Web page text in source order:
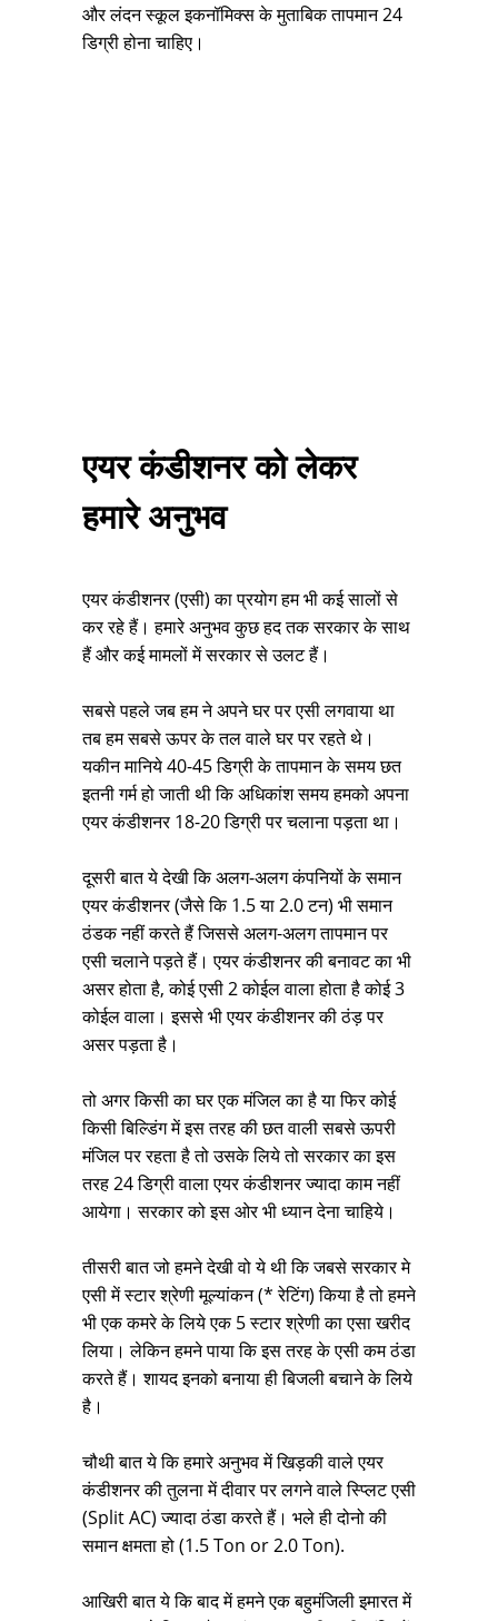
और लंदन स्कूल इकनॉमिक्स के मुताबिक तापमान 24
डिग्री होना चाहिए।
एयर कंडीशनर को लेकर
हमारे अनुभव
एयर कंडीशनर (एसी) का प्रयोग हम भी कई सालों से
कर रहे हैं। हमारे अनुभव कुछ हद तक सरकार के साथ
हैं और कई मामलों में सरकार से उलट हैं।
सबसे पहले जब हम ने अपने घर पर एसी लगवाया था
तब हम सबसे ऊपर के तल वाले घर पर रहते थे।
यकीन मानिये 40-45 डिग्री के तापमान के समय छत
इतनी गर्म हो जाती थी कि अधिकांश समय हमको अपना
एयर कंडीशनर 18-20 डिग्री पर चलाना पड़ता था।
दूसरी बात ये देखी कि अलग-अलग कंपनियों के समान
एयर कंडीशनर (जैसे कि 1.5 या 2.0 टन) भी समान
ठंडक नहीं करते हैं जिससे अलग-अलग तापमान पर
एसी चलाने पड़ते हैं। एयर कंडीशनर की बनावट का भी
असर होता है, कोई एसी 2 कोईल वाला होता है कोई 3
कोईल वाला। इससे भी एयर कंडीशनर की ठंड़ पर
असर पड़ता है।
तो अगर किसी का घर एक मंजिल का है या फिर कोई
किसी बिल्डिंग में इस तरह की छत वाली सबसे ऊपरी
मंजिल पर रहता है तो उसके लिये तो सरकार का इस
तरह 24 डिग्री वाला एयर कंडीशनर ज्यादा काम नहीं
आयेगा। सरकार को इस ओर भी ध्यान देना चाहिये।
तीसरी बात जो हमने देखी वो ये थी कि जबसे सरकार मे
एसी में स्टार श्रेणी मूल्यांकन (* रेटिंग) किया है तो हमने
भी एक कमरे के लिये एक 5 स्टार श्रेणी का एसा खरीद
लिया। लेकिन हमने पाया कि इस तरह के एसी कम ठंडा
करते हैं। शायद इनको बनाया ही बिजली बचाने के लिये
है।
चौथी बात ये कि हमारे अनुभव में खिड़की वाले एयर
कंडीशनर की तुलना में दीवार पर लगने वाले स्प्लिट एसी
(Split AC) ज्यादा ठंडा करते हैं। भले ही दोनो की
समान क्षमता हो (1.5 Ton or 2.0 Ton).
आखिरी बात ये कि बाद में हमने एक बहुमंजिली इमारत में